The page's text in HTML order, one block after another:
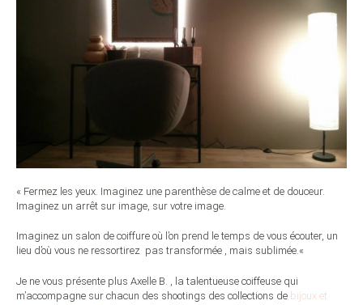
« Fermez les yeux. Imaginez une parenthèse de calme et de douceur.
Imaginez un arrêt sur image, sur votre image.
Imaginez un salon de coiffure où l’on prend le temps de vous écouter, un
lieu d’où vous ne ressortirez pas transformée , mais sublimée.«
Je ne vous présente plus Axelle B. , la talentueuse coiffeuse qui
m’accompagne sur chacun des shootings des collections de bijoux et